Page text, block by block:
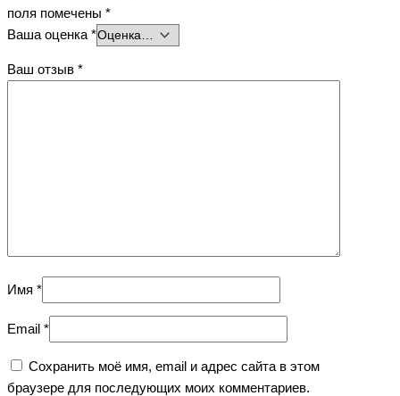
поля помечены *
Ваша оценка *
Ваш отзыв *
Имя *
Email *
Сохранить моё имя, email и адрес сайта в этом
браузере для последующих моих комментариев.